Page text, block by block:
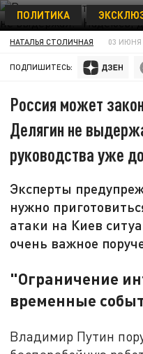
ПОЛИТИКА
НАТАЛЬЯ СТОЛИЧНАЯ 03 ИЮНЯ
ПОДПИШИТЕСЬ:
Россия может
Делягин не
руководства уже
Эксперты
нужно
атаки на Киев
очень важное
"Ограничение
временные
Владимир Путин